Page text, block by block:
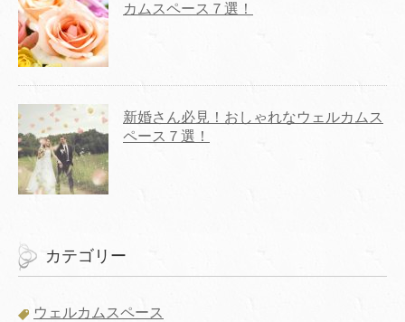
カムスペース７選！
新婚さん必見！おしゃれなウェルカムス
ペース７選！
カテゴリー
ウェルカムスペース